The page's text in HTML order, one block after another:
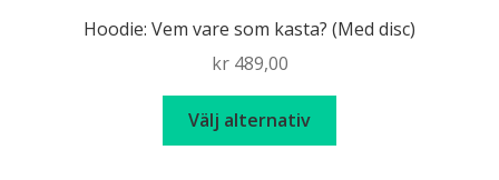
olika
kan
på
Hoodie: Vem vare som kasta? (Med disc)
kr489,00
Välj alternativ